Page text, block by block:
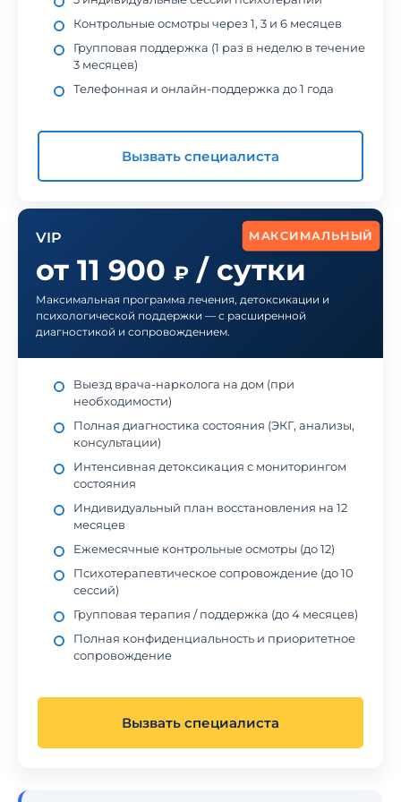
Контрольные осмотры через 1, 3 и 6 месяцев
Групповая поддержка (1 раз в неделю в течение
3 месяцев)
Телефонная и онлайн-поддержка до 1 года
Вызвать специалиста
МАКСИМАЛЬНЫЙ
VIP
от 11 900 ₽ / сутки
Максимальная программа лечения, детоксикации и
психологической поддержки — с расширенной
диагностикой и сопровождением.
Выезд врача-нарколога на дом (при
необходимости)
Полная диагностика состояния (ЭКГ, анализы,
консультации)
Интенсивная детоксикация с мониторингом
состояния
Индивидуальный план восстановления на 12
месяцев
Ежемесячные контрольные осмотры (до 12)
Психотерапевтическое сопровождение (до 10
сессий)
Групповая терапия / поддержка (до 4 месяцев)
Полная конфиденциальность и приоритетное
сопровождение
Вызвать специалиста